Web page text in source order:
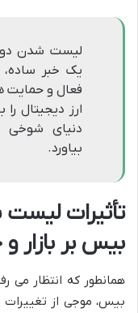
لیست شدن
یک خبر
فعال و حمایت
ارز دیجیتال
دنیای شوخی
بیاورد.
تأثیرات
بیس بر بازار
همانطور که انتظار می
بیس، موجی از تغییرات